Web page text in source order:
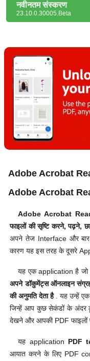
नवीनतम संस्करण
23.10.0.30005.Beta
Adobe Acrobat
Adobe Acrobat
Adobe Acrobat
फाइलों की सृष्टि करने, पढ़ने,
अपने तेज Interface और
कारण यह इस तरह के दूसरे
यह एक application है जो
अपने डॉकुमेंट्स ऑनलाइन
की अनुमति देता है
. यह उन्हें
जिन्हें आप कुछ सेकंडों के अंदर
देखने और आपकी PDF फाइलों
यह application PDF
आयात करने के लिए PDF